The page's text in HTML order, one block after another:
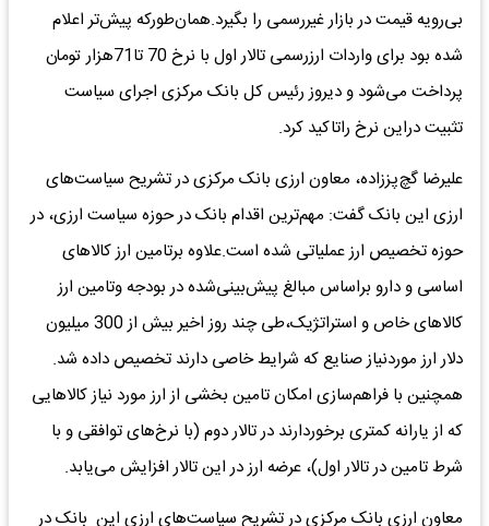
بی‌رویه قیمت در بازار غیررسمی را بگیرد.همان‌طورکه پیش‌تر اعلام
شده بود برای واردات ارزرسمی تالار اول با نرخ 70 تا71هزار تومان
پرداخت می‌شود و دیروز رئیس کل بانک مرکزی اجرای سیاست
تثبیت دراین نرخ راتاکید کرد.
علیرضا گچ‌پززاده، معاون ارزی بانک مرکزی در تشریح سیاست‌های
ارزی این بانک گفت: مهم‌ترین اقدام بانک در حوزه سیاست ارزی، در
حوزه تخصیص ارز عملیاتی شده است.علاوه برتامین ارز کالا‌های
اساسی و دارو براساس مبالغ پیش‌بینی‌شده در بودجه وتامین ارز
کالا‌های خاص و استراتژیک،طی چند روز اخیر بیش از 300 میلیون
دلار ارز موردنیاز صنایع که شرایط خاصی دارند تخصیص داده شد.
همچنین با فراهم‌سازی امکان تامین بخشی از ارز مورد نیاز کالا‌هایی
که از یارانه کمتری برخوردارند در تالار دوم (با نرخ‌های توافقی و با
شرط تامین در تالار اول)، عرضه ارز در این تالار افزایش می‌یابد.
معاون ارزی بانک مرکزی در تشریح سیاست‌های ارزی این بانک در